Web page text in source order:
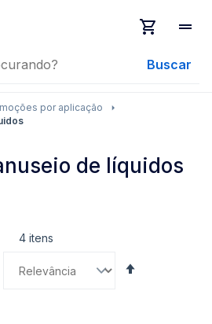
Buscar
por aplicação
de líquidos
4 itens